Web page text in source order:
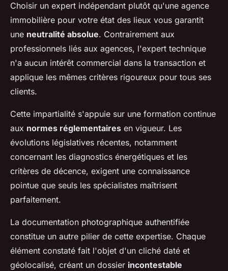
Choisir un expert indépendant plutôt qu'une agence
immobilière pour votre état des lieux vous garantit
une neutralité absolue. Contrairement aux
professionnels liés aux agences, l'expert technique
n'a aucun intérêt commercial dans la transaction et
applique les mêmes critères rigoureux pour tous ses
clients.
Cette impartialité s'appuie sur une formation continue
aux normes réglementaires en vigueur. Les
évolutions législatives récentes, notamment
concernant les diagnostics énergétiques et les
critères de décence, exigent une connaissance
pointue que seuls les spécialistes maîtrisent
parfaitement.
La documentation photographique authentifiée
constitue un autre pilier de cette expertise. Chaque
élément constaté fait l'objet d'un cliché daté et
géolocalisé, créant un dossier incontestable